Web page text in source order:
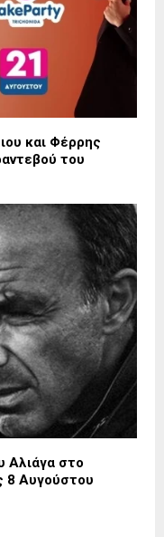
και Φέρρης
του
Αλιάγα στο
8 Αυγούστου